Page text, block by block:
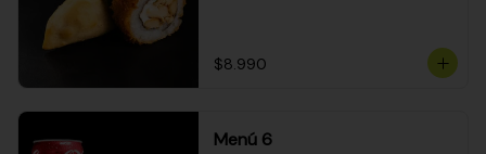
$8.990
Menú 6